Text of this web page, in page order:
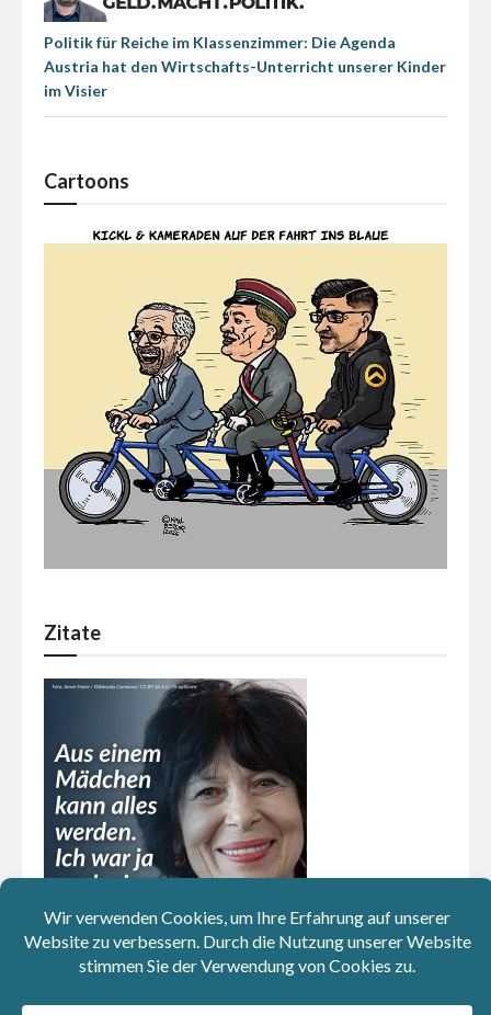
Politik für Reiche im Klassenzimmer: Die Agenda
Austria hat den Wirtschafts-Unterricht unserer Kinder
im Visier
Cartoons
Zitate